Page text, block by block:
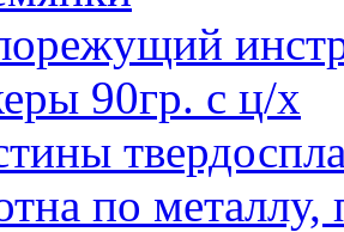
90гр. с ц/х
по